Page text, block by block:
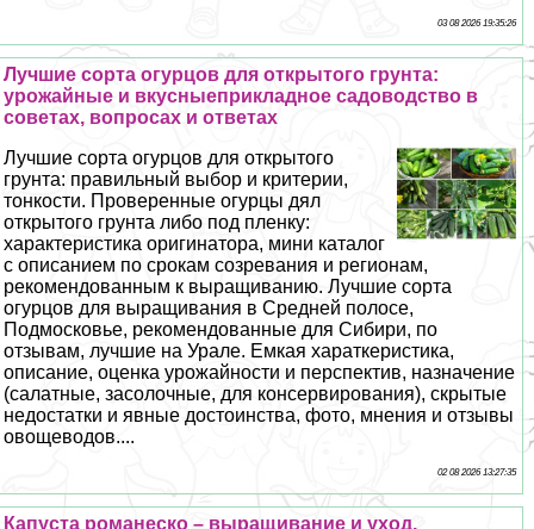
03 08 2026 19:35:26
Лучшие сорта огурцов для открытого грунта:
урожайные и вкусныеприкладное садоводство в
советах, вопросах и ответах
Лучшие сорта огурцов для открытого
грунта: правильный выбор и критерии,
тонкости. Проверенные огурцы дял
открытого грунта либо под пленку:
хаpaктеристика оригинатора, мини каталог
с описанием по срокам созревания и регионам,
рекомендованным к выращиванию. Лучшие сорта
огурцов для выращивания в Средней полосе,
Подмосковье, рекомендованные для Сибири, по
отзывам, лучшие на Урале. Емкая хараткеристика,
описание, оценка урожайности и перспектив, назначение
(салатные, засолочные, для консервирования), скрытые
недостатки и явные достоинства, фото, мнения и отзывы
овощеводов....
02 08 2026 13:27:35
Капуста романеско – выращивание и уход,